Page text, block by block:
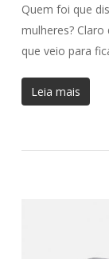
Quem foi que
mulheres?
que veio para
Leia mais